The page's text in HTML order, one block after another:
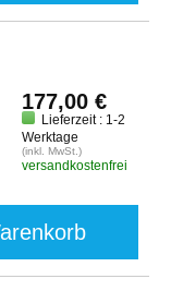
177,00 €
Lieferzeit : 1-2
Werktage
(inkl. MwSt.)
versandkostenfrei